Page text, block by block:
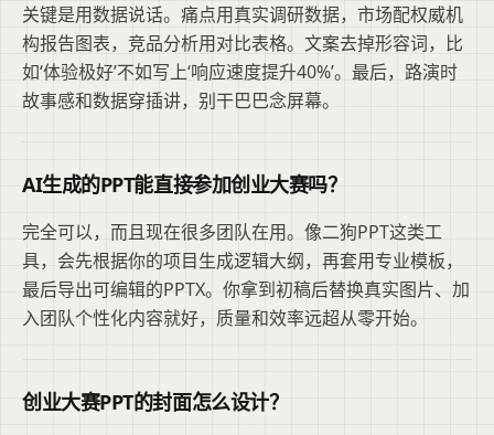
关键是用数据说话。痛点用真实调研数据，市场配权威机
构报告图表，竞品分析用对比表格。文案去掉形容词，比
如‘体验极好’不如写上‘响应速度提升40%’。最后，路演时
故事感和数据穿插讲，别干巴巴念屏幕。
AI生成的PPT能直接参加创业大赛吗？
完全可以，而且现在很多团队在用。像二狗PPT这类工
具，会先根据你的项目生成逻辑大纲，再套用专业模板，
最后导出可编辑的PPTX。你拿到初稿后替换真实图片、加
入团队个性化内容就好，质量和效率远超从零开始。
创业大赛PPT的封面怎么设计？